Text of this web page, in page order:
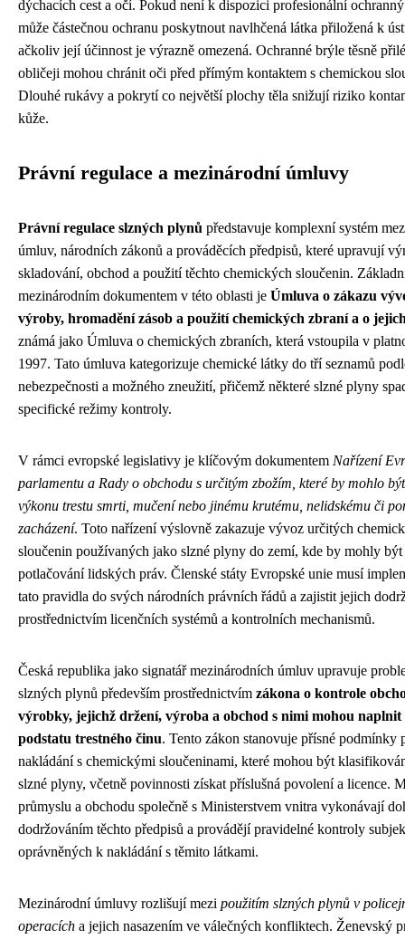
dýchacích cest a očí. Pokud není k dispozici profesionální
může částečnou ochranu poskytnout navlhčená látka přiložená k
ačkoliv její účinnost je výrazně omezená. Ochranné brýle těsně
obličeji mohou chránit oči před přímým kontaktem s chemickou
Dlouhé rukávy a pokrytí co největší plochy těla snižují riziko
kůže.
Právní regulace a mezinárodní úmluvy
Právní regulace slzných plynů představuje komplexní systém
úmluv, národních zákonů a prováděcích předpisů, které upravují
skladování, obchod a použití těchto chemických sloučenin.
mezinárodním dokumentem v této oblasti je Úmluva o zákazu
výroby, hromadění zásob a použití chemických zbraní a o
známá jako Úmluva o chemických zbraních, která vstoupila v
1997. Tato úmluva kategorizuje chemické látky do tří seznamů
nebezpečnosti a možného zneužití, přičemž některé slzné plyny
specifické režimy kontroly.
V rámci evropské legislativy je klíčovým dokumentem Nařízení
parlamentu a Rady o obchodu s určitým zbožím, které by mohlo
výkonu trestu smrti, mučení nebo jinému krutému, nelidskému či
zacházení. Toto nařízení výslovně zakazuje vývoz určitých
sloučenin používaných jako slzné plyny do zemí, kde by mohly
potlačování lidských práv. Členské státy Evropské unie musí
tato pravidla do svých národních právních řádů a zajistit jejich
prostřednictvím licenčních systémů a kontrolních mechanismů.
Česká republika jako signatář mezinárodních úmluv upravuje
slzných plynů především prostřednictvím zákona o kontrole
výrobky, jejichž držení, výroba a obchod s nimi mohou
podstatu trestného činu. Tento zákon stanovuje přísné podmínky
nakládání s chemickými sloučeninami, které mohou být
slzné plyny, včetně povinnosti získat příslušná povolení a licence.
průmyslu a obchodu společně s Ministerstvem vnitra vykonávají
dodržováním těchto předpisů a provádějí pravidelné kontroly
oprávněných k nakládání s těmito látkami.
Mezinárodní úmluvy rozlišují mezi použitím slzných plynů v
operacích a jejich nasazením ve válečných konfliktech. Ženevský